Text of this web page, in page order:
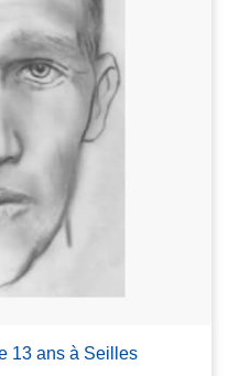
13 ans à Seilles